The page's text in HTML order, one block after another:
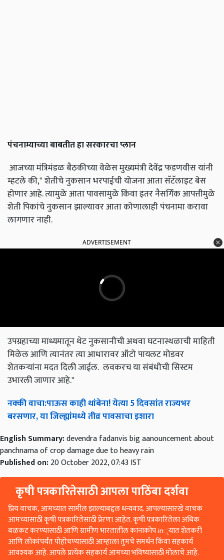
पंचनाम्याच्याबाबतीतहासरकारचाप्लान
आजच्या मंत्रिमंडळ बैठकीच्या वेळेस मुख्यमंत्री देवेंद्र फडणवीस यांनी
म्हटले की," शेतीचे नुकसान भरपाईची योजना आता सॅटॅलाइट बेस
होणार आहे. त्यामुळे आता पावसामुळे किंवा इतर नैसर्गिक आपत्तीमुळे
शेती पिकांचे नुकसान झाल्यावर आता कोणालाही पंचनामा करावा
लागणार नाही.
ADVERTISEMENT
उपग्रहाच्या माध्यमातून थेट नुकसानीची अथवा घटनास्थळाची माहिती
मिळेल आणि त्यानंतर त्या आधारावर ऑटो पायलट मोडवर
शेतकऱ्यांना मदत दिली जाईल. लवकरच या संबंधीची सिस्टम
उभारली जाणार आहे."
नक्कीवाचा:पाऊसकाहीथांबेना!येत्या5दिवसांतराज्यभर
बरसणार,याजिल्ह्यांमध्येतीव्रपावसाचाइशारा
English Summary:devendra fadanvis big aanouncement about
panchnama of crop damage due to heavy rain
Published on:20 October 2022, 07:43 IST
कृषी पत्रकारितेसाठी आपला पाठिंबा दर्शवा
प्रिय वाचक, आमच्यात सामील झाल्याबद्दल धन्यवाद. आपल्यासारखे वाचक
आमच्यासाठी कृषी पत्रकारितेसाठी प्रेरणा आहेत. कृषी पत्रकारितेला अधिक
बळकट करण्यासाठी आणि ग्रामीण भारतातील कानाकोप in्यात शेतकरी
आणि लोकांपर्यंत पोहोचण्यासाठी आम्हाला तुमचे समर्थन किंवा सहकार्य
आवश्यक आहे. आपले प्रत्येक सहकार्य आमच्या भविष्यासाठी मोलाचे आहे.